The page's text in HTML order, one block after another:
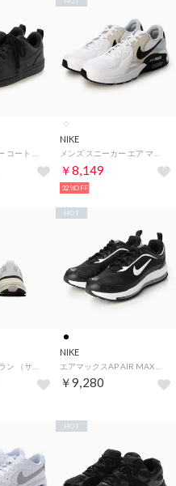
NIKE
￥8,149
32%OFF
NIKE
￥9,280
HOT
HOT